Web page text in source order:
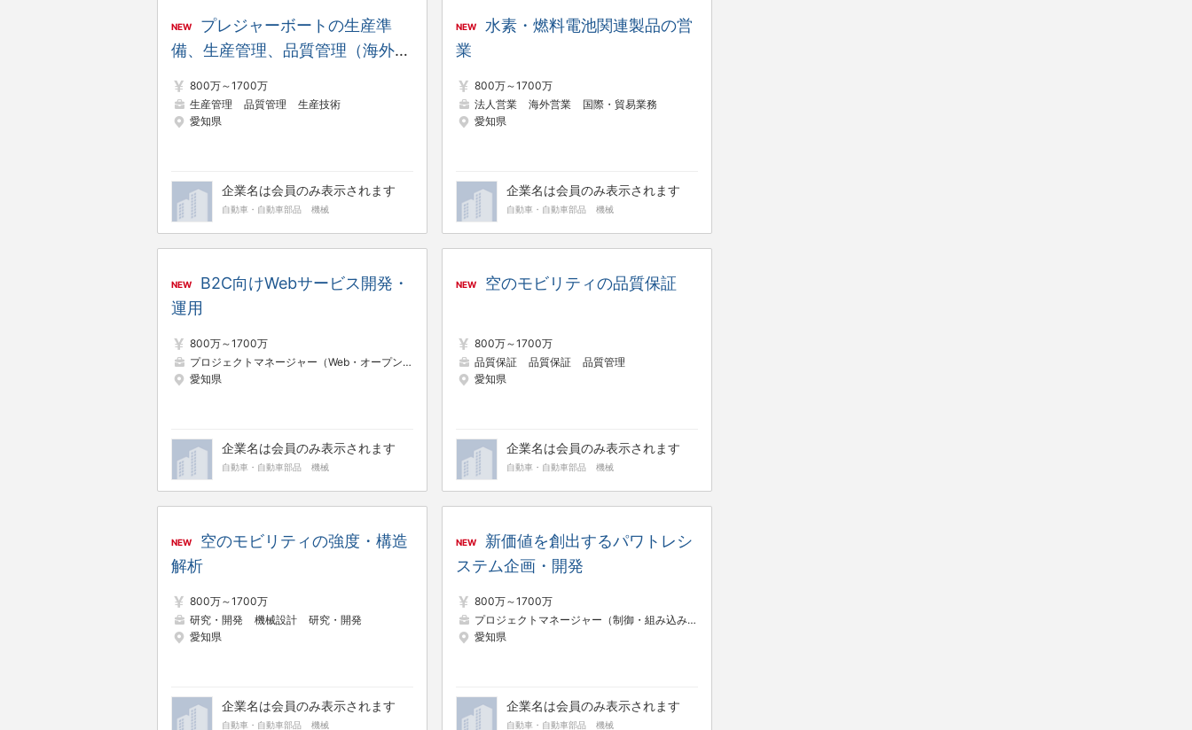
NEW
プレジャーボートの生産準
備、生産管理、品質管理（海外生
800万～1700万
生産管理
品質管理
生産技術
愛知県
企業名は会員のみ表示されます
自動車・自動車部品 機械
NEW
水素・燃料電池関連製品の営
業
800万～1700万
法人営業
海外営業
国際・貿易業務
愛知県
企業名は会員のみ表示されます
自動車・自動車部品 機械
NEW
B2C向けWebサービス開発・
運用
800万～1700万
プロジェクトマネージャー（Web・オープン系）
プロジェクトリーダー（Web・オープン系）
愛知県
企業名は会員のみ表示されます
自動車・自動車部品 機械
NEW 空のモビリティの品質保証
800万～1700万
品質保証
品質保証
品質管理
愛知県
企業名は会員のみ表示されます
自動車・自動車部品 機械
NEW
空のモビリティの強度・構造
解析
800万～1700万
研究・開発
機械設計
研究・開発
愛知県
企業名は会員のみ表示されます
自動車・自動車部品 機械
NEW
新価値を創出するパワトレシ
ステム企画・開発
800万～1700万
プロジェクトマネージャー（制御・組み込み系）
愛知県
企業名は会員のみ表示されます
自動車・自動車部品 機械